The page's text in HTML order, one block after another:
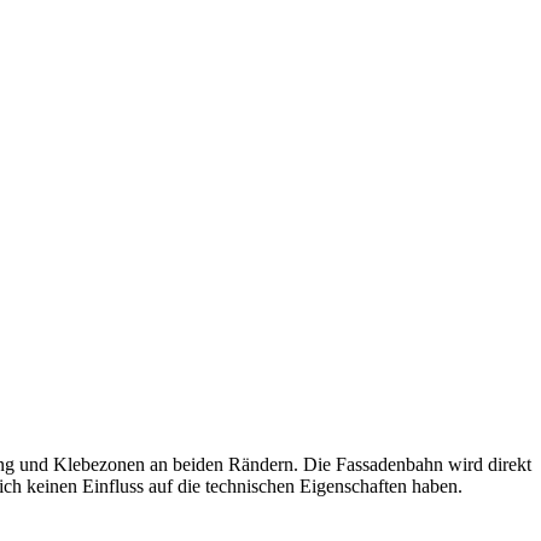
und Klebezonen an beiden Rändern. Die Fassadenbahn wird direkt
keinen Einfluss auf die technischen Eigenschaften haben.